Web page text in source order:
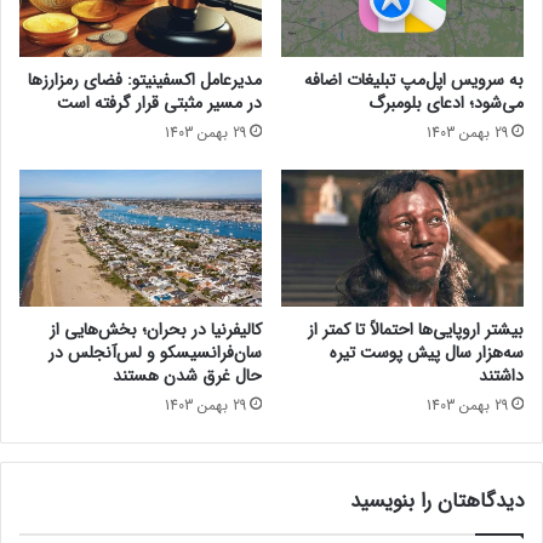
م
ی
ت
ل
گ
ر
ا
م
م
ه
ز
ی‌
ش
و
ش
د
آ
د
؛
م
ح
ص
و
ظ
ر
ی
و
و
به سرویس اپل‌مپ تبلیغات اضافه
می‌شود؛ ادعای بلومبرگ
29 بهمن 1403
مدیرعامل اکسفینیتو:‌ فضای رمزارزها
در مسیر مثبتی قرار گرفته است
29 بهمن 1403
بیشتر اروپایی‌ها احتمالاً تا کمتر از
سه‌هزار سال پیش پوست تیره
داشتند
29 بهمن 1403
کالیفرنیا در بحران؛ بخش‌هایی از
سان‌فرانسیسکو و لس‌آنجلس در
حال غرق شدن هستند
29 بهمن 1403
دیدگاهتان را بنویسید